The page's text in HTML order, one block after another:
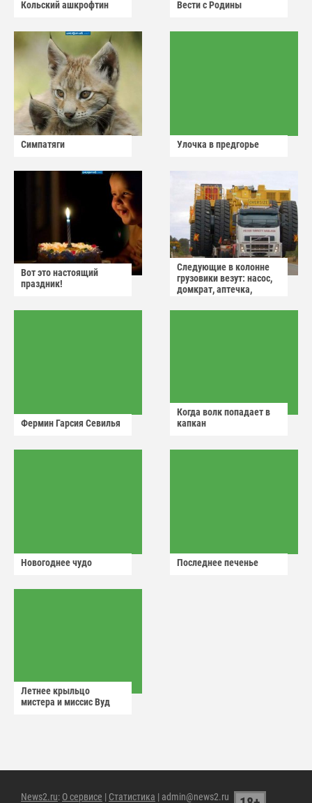
Кольский ашкрофтин Вести с Родины
Симпатяги Улочка в предгорье
Вот это настоящий
праздник!
Следующие в колонне
грузовики везут: насос,
домкрат, аптечка,
Фермин Гарсия Севилья
Когда волк попадает в
капкан
Новогоднее чудо Последнее печенье
Летнее крыльцо
мистера и миссис Вуд
News2.ru: О сервисе | Статистика | admin@news2.ru